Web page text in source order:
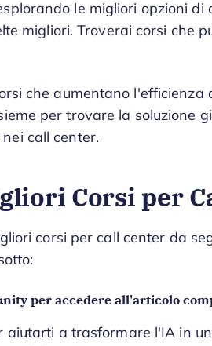
le migliori opzioni
migliori. Troverai corsi che
che aumentano l'efficienza
per trovare la soluzione
call center.
Corsi per
corsi per call center da
per accedere all'articolo
aiutarti a trasformare l'IA in